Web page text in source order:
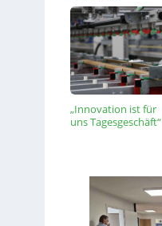
„Innovation ist für
uns Tagesgeschäft“